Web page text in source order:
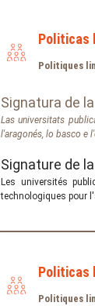
Politicas
Politiques
Signatura de
Las universitats
l'aragonés, lo basco e
Signature de
Les universités
technologiques pour
Politicas
Politiques